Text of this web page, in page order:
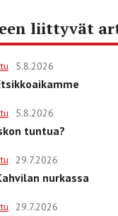
liittyvät
5.8.2026
5.8.2026
tuntua?
29.7.2026
nurkassa
29.7.2026